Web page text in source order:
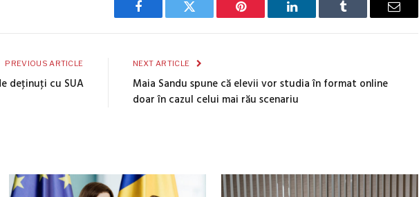
Facebook Twitter Pinterest LinkedIn Tumblr Email
PREVIOUS ARTICLE
deţinuţi cu SUA
NEXT ARTICLE
Maia Sandu spune că elevii vor studia în format online
doar în cazul celui mai rău scenariu